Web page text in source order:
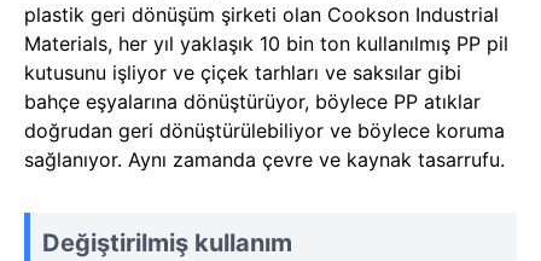
plastik geri dönüşüm şirketi olan Cookson Industrial
Materials, her yıl yaklaşık 10 bin ton kullanılmış PP pil
kutusunu işliyor ve çiçek tarhları ve saksılar gibi
bahçe eşyalarına dönüştürüyor, böylece PP atıklar
doğrudan geri dönüştürülebiliyor ve böylece koruma
sağlanıyor. Aynı zamanda çevre ve kaynak tasarrufu.
Değiştirilmiş kullanım